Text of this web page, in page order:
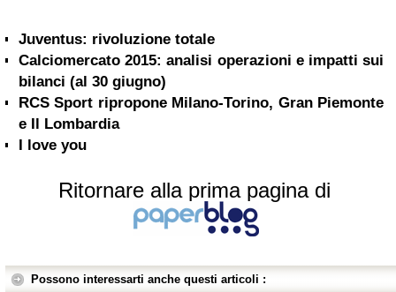
Juventus: rivoluzione totale
Calciomercato 2015: analisi operazioni e impatti sui
bilanci (al 30 giugno)
RCS Sport ripropone Milano-Torino, Gran Piemonte
e Il Lombardia
I love you
Ritornare alla prima pagina di
Possono interessarti anche questi articoli :